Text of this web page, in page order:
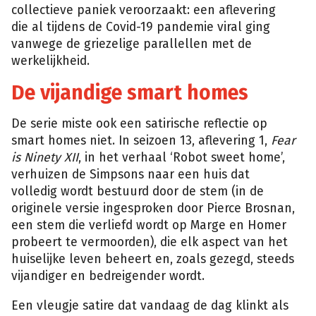
collectieve paniek veroorzaakt: een aflevering
die al tijdens de Covid-19 pandemie viral ging
vanwege de griezelige parallellen met de
werkelijkheid.
De vijandige smart homes
De serie miste ook een satirische reflectie op
smart homes niet. In seizoen 13, aflevering 1, Fear
is Ninety XII, in het verhaal ‘Robot sweet home’,
verhuizen de Simpsons naar een huis dat
volledig wordt bestuurd door de stem (in de
originele versie ingesproken door Pierce Brosnan,
een stem die verliefd wordt op Marge en Homer
probeert te vermoorden), die elk aspect van het
huiselijke leven beheert en, zoals gezegd, steeds
vijandiger en bedreigender wordt.
Een vleugje satire dat vandaag de dag klinkt als